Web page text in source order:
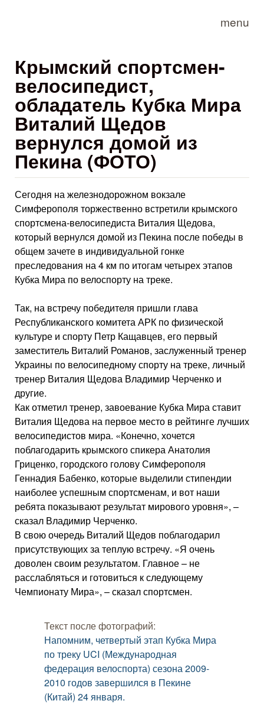
menu
Крымский спортсмен-
велосипедист,
обладатель Кубка Мира
Виталий Щедов
вернулся домой из
Пекина (ФОТО)
Сегодня на железнодорожном вокзале
Симферополя торжественно встретили крымского
спортсмена-велосипедиста Виталия Щедова,
который вернулся домой из Пекина после победы в
общем зачете в индивидуальной гонке
преследования на 4 км по итогам четырех этапов
Кубка Мира по велоспорту на треке.
Так, на встречу победителя пришли глава
Республиканского комитета АРК по физической
культуре и спорту Петр Кащавцев, его первый
заместитель Виталий Романов, заслуженный тренер
Украины по велосипедному спорту на треке, личный
тренер Виталия Щедова Владимир Черченко и
другие.
Как отметил тренер, завоевание Кубка Мира ставит
Виталия Щедова на первое место в рейтинге лучших
велосипедистов мира. «Конечно, хочется
поблагодарить крымского спикера Анатолия
Гриценко, городского голову Симферополя
Геннадия Бабенко, которые выделили стипендии
наиболее успешным спортсменам, и вот наши
ребята показывают результат мирового уровня», –
сказал Владимир Черченко.
В свою очередь Виталий Щедов поблагодарил
присутствующих за теплую встречу. «Я очень
доволен своим результатом. Главное – не
расслабляться и готовиться к следующему
Чемпионату Мира», – сказал спортсмен.
Текст после фотографий:
Напомним, четвертый этап Кубка Мира
по треку UCI (Международная
федерация велоспорта) сезона 2009-
2010 годов завершился в Пекине
(Китай) 24 января.